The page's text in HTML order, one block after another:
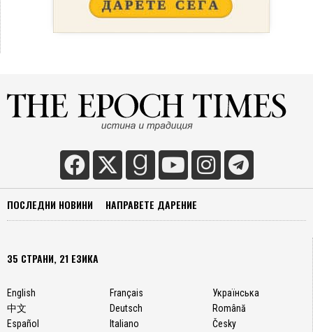
ПОСЛЕДНИ НОВИНИ НАПРАВЕТЕ ДАРЕНИЕ
35 СТРАНИ, 21 ЕЗИКА
English
中文
Español
Français
Deutsch
Italiano
Українська
Română
Česky